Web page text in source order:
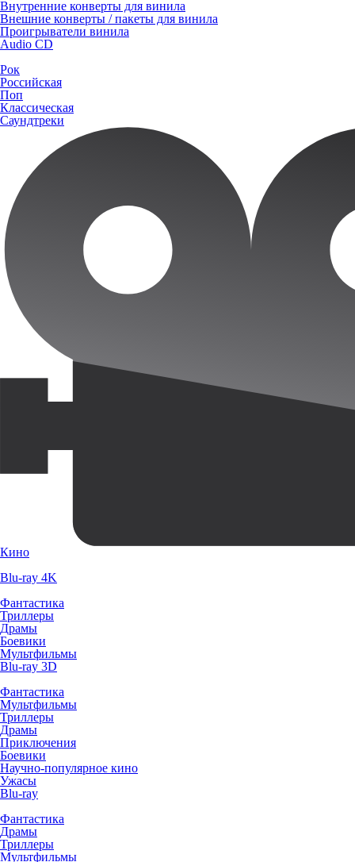
Внутренние конверты для винила
Внешние конверты / пакеты для винила
Проигрыватели винила
Audio CD
Рок
Российская
Поп
Классическая
Саундтреки
Кино
Blu-ray 4K
Фантастика
Триллеры
Драмы
Боевики
Мультфильмы
Blu-ray 3D
Фантастика
Мультфильмы
Триллеры
Драмы
Приключения
Боевики
Научно-популярное кино
Ужасы
Blu-ray
Фантастика
Драмы
Триллеры
Мультфильмы